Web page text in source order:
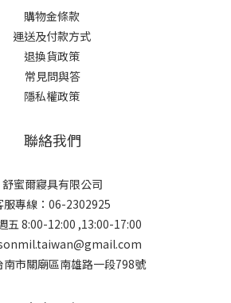
購物金條款
運送及付款方式
退換貨政策
常見問與答
隱私權政策
聯絡我們
舒蜜爾寢具有限公司
服專線：06-2302925
五 8:00-12:00 ,13:00-17:00
南市關廟區南雄路一段798號